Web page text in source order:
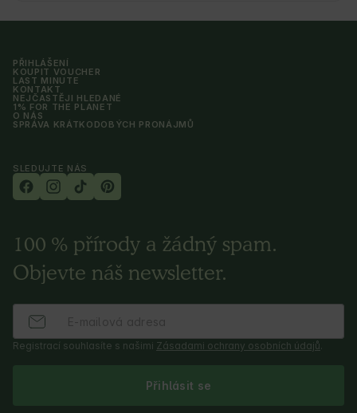
PŘIHLÁŠENÍ
KOUPIT VOUCHER
LAST MINUTE
KONTAKT
NEJČASTĚJI HLEDANÉ
1% FOR THE PLANET
O NÁS
SPRÁVA KRÁTKODOBÝCH PRONÁJMŮ
SLEDUJTE NÁS
100 % přírody a žádný spam.
Objevte náš newsletter.
Registrací souhlasíte s našimi Zásadami ochrany osobních údajů.
Přihlásit se